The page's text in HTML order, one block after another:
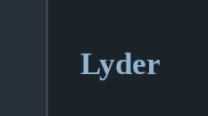
Lyder